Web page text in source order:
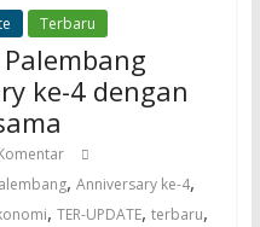
Terbaru
ke-4 dengan
, Anniversary ke-4,
, TER-UPDATE, terbaru,